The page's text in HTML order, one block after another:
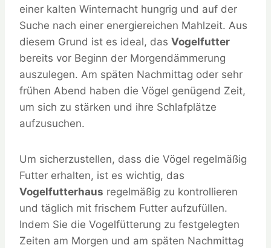
einer kalten Winternacht hungrig und auf der
Suche nach einer energiereichen Mahlzeit. Aus
diesem Grund ist es ideal, das Vogelfutter
bereits vor Beginn der Morgendämmerung
auszulegen. Am späten Nachmittag oder sehr
frühen Abend haben die Vögel genügend Zeit,
um sich zu stärken und ihre Schlafplätze
aufzusuchen.
Um sicherzustellen, dass die Vögel regelmäßig
Futter erhalten, ist es wichtig, das
Vogelfutterhaus regelmäßig zu kontrollieren
und täglich mit frischem Futter aufzufüllen.
Indem Sie die Vogelfütterung zu festgelegten
Zeiten am Morgen und am späten Nachmittag